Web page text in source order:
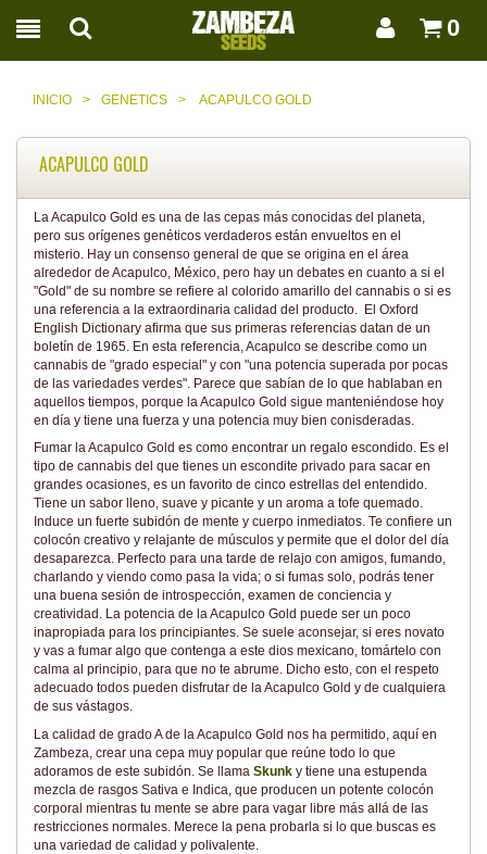
0
INICIO > GENETICS > ACAPULCO GOLD
ACAPULCO GOLD
La Acapulco Gold es una de las cepas más conocidas del planeta,
pero sus orígenes genéticos verdaderos están envueltos en el
misterio. Hay un consenso general de que se origina en el área
alrededor de Acapulco, México, pero hay un debates en cuanto a si el
"Gold" de su nombre se refiere al colorido amarillo del cannabis o si es
una referencia a la extraordinaria calidad del producto. El Oxford
English Dictionary afirma que sus primeras referencias datan de un
boletín de 1965. En esta referencia, Acapulco se describe como un
cannabis de "grado especial" y con "una potencia superada por pocas
de las variedades verdes". Parece que sabían de lo que hablaban en
aquellos tiempos, porque la Acapulco Gold sigue manteniéndose hoy
en día y tiene una fuerza y una potencia muy bien conisderadas.
Fumar la Acapulco Gold es como encontrar un regalo escondido. Es el
tipo de cannabis del que tienes un escondite privado para sacar en
grandes ocasiones, es un favorito de cinco estrellas del entendido.
Tiene un sabor lleno, suave y picante y un aroma a tofe quemado.
Induce un fuerte subidón de mente y cuerpo inmediatos. Te confiere un
colocón creativo y relajante de músculos y permite que el dolor del día
desaparezca. Perfecto para una tarde de relajo con amigos, fumando,
charlando y viendo como pasa la vida; o si fumas solo, podrás tener
una buena sesión de introspección, examen de conciencia y
creatividad. La potencia de la Acapulco Gold puede ser un poco
inapropiada para los principiantes. Se suele aconsejar, si eres novato
y vas a fumar algo que contenga a este dios mexicano, tomártelo con
calma al principio, para que no te abrume. Dicho esto, con el respeto
adecuado todos pueden disfrutar de la Acapulco Gold y de cualquiera
de sus vástagos.
La calidad de grado A de la Acapulco Gold nos ha permitido, aquí en
Zambeza, crear una cepa muy popular que reúne todo lo que
adoramos de este subidón. Se llama Skunk y tiene una estupenda
mezcla de rasgos Sativa e Indica, que producen un potente colocón
corporal mientras tu mente se abre para vagar libre más allá de las
restricciones normales. Merece la pena probarla si lo que buscas es
una variedad de calidad y polivalente.